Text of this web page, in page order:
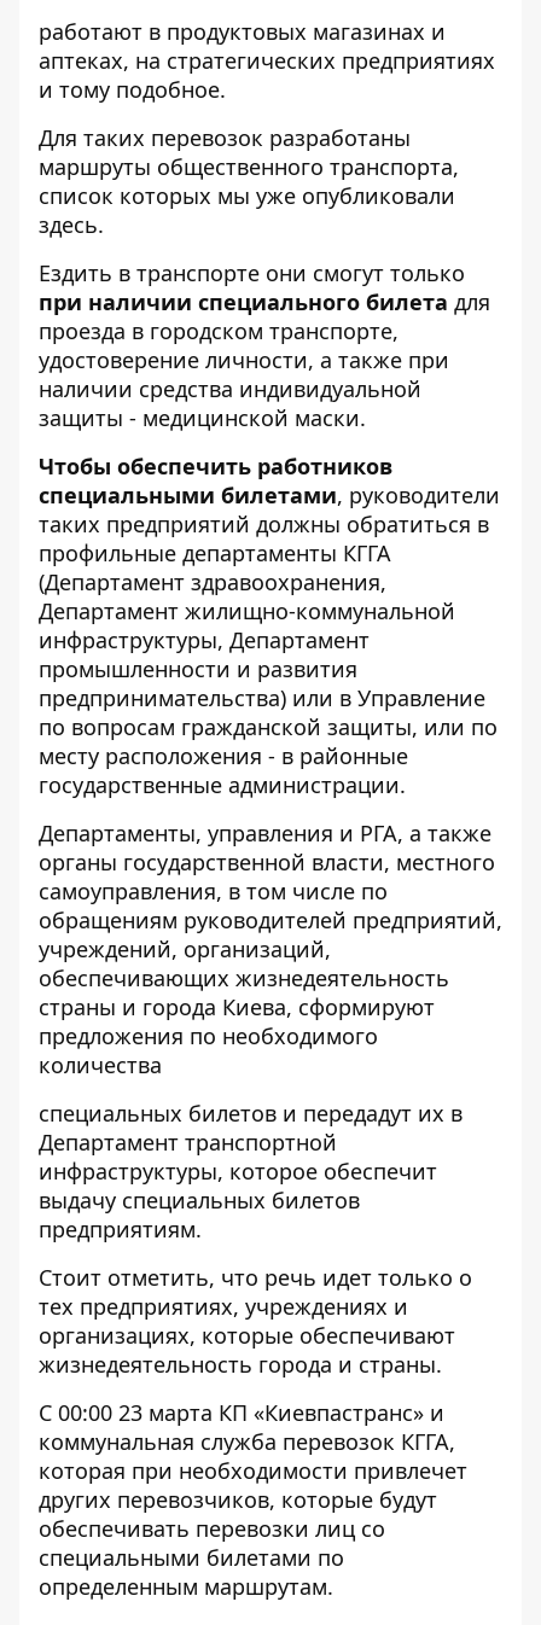
работают в продуктовых магазинах и
аптеках, на стратегических предприятиях
и тому подобное.
Для таких перевозок разработаны
маршруты общественного транспорта,
список которых мы уже опубликовали
здесь.
Ездить в транспорте они смогут только
при наличии специального билета для
проезда в городском транспорте,
удостоверение личности, а также при
наличии средства индивидуальной
защиты - медицинской маски.
Чтобы обеспечить работников
специальными билетами, руководители
таких предприятий должны обратиться в
профильные департаменты КГГА
(Департамент здравоохранения,
Департамент жилищно-коммунальной
инфраструктуры, Департамент
промышленности и развития
предпринимательства) или в Управление
по вопросам гражданской защиты, или по
месту расположения - в районные
государственные администрации.
Департаменты, управления и РГА, а также
органы государственной власти, местного
самоуправления, в том числе по
обращениям руководителей предприятий,
учреждений, организаций,
обеспечивающих жизнедеятельность
страны и города Киева, сформируют
предложения по необходимого
количества
специальных билетов и передадут их в
Департамент транспортной
инфраструктуры, которое обеспечит
выдачу специальных билетов
предприятиям.
Стоит отметить, что речь идет только о
тех предприятиях, учреждениях и
организациях, которые обеспечивают
жизнедеятельность города и страны.
С 00:00 23 марта КП «Киевпастранс» и
коммунальная служба перевозок КГГА,
которая при необходимости привлечет
других перевозчиков, которые будут
обеспечивать перевозки лиц со
специальными билетами по
определенным маршрутам.